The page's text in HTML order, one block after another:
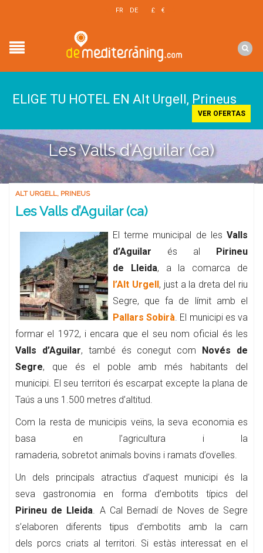
FR DE £ €
ELIGE TU HOTEL EN Alt Urgell, Prineus
VER OFERTAS
Les Valls d’Aguilar (ca)
ALT URGELL, PRINEUS
Les Valls d’Aguilar (ca)
El terme municipal de les Valls
d’Aguilar és al Pirineu
de Lleida, a la comarca de
l’Alt Urgell, just a la dreta del riu
Segre, que fa de límit amb el
Pallars Sobirà. El municipi es va
formar el 1972, i encara que el seu nom oficial és les
Valls d’Aguilar, també és conegut com Novés de
Segre, que és el poble amb més habitants del
municipi. El seu territori és escarpat excepte la plana de
Taús a uns 1.500 metres d’altitud.
Com la resta de municipis veïns, la seva economia es
basa en l’agricultura i la
ramaderia, sobretot animals bovins i ramats d’ovelles.
Un dels principals atractius d’aquest municipi és la
seva gastronomia en forma d’embotits típics del
Pirineu de Lleida. A Cal Bernadí de Noves de Segre
s’elaboren diferents tipus d’embotits amb la carn
dels porcs criats al territori. Si estàs interessat en el